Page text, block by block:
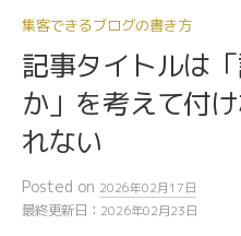
集客できるブログの書き方
記事タイトルは
か」を考えて付
れない
Posted on 2026年02月17日
最終更新日： 2026年02月23日